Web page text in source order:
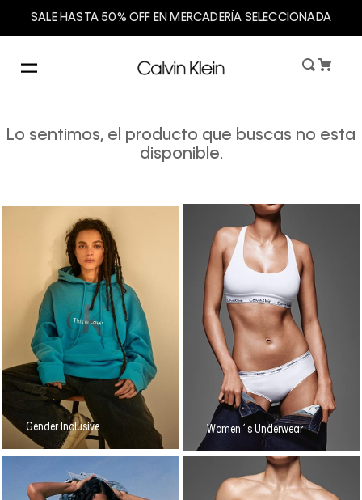
SALE HASTA 50% OFF EN MERCADERÍA SELECCIONADA
Lo sentimos, el producto que buscas no esta
disponible.
Gender Inclusive Women´s Underwear